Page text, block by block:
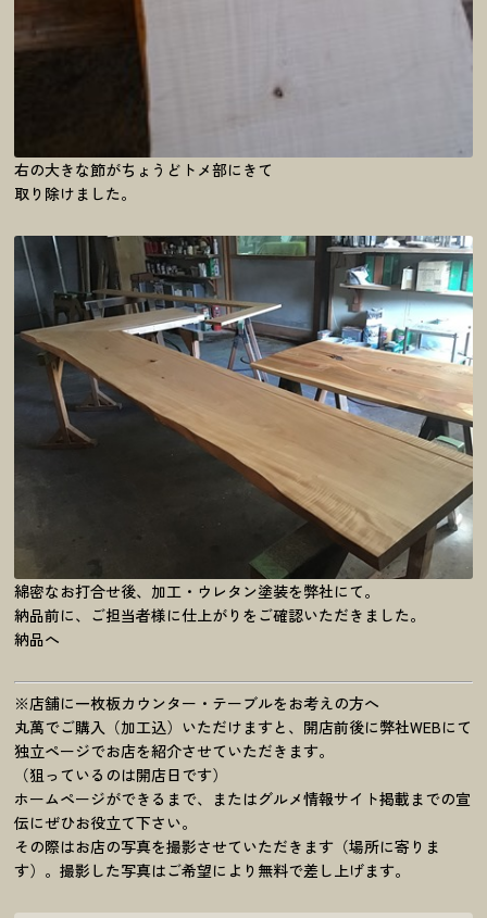
右の大きな節がちょうどトメ部にきて
取り除けました。
綿密なお打合せ後、加工・ウレタン塗装を弊社にて。
納品前に、ご担当者様に仕上がりをご確認いただきました。
納品へ
※店舗に一枚板カウンター・テーブルをお考えの方へ
丸萬でご購入（加工込）いただけますと、開店前後に弊社WEBにて
独立ページでお店を紹介させていただきます。
（狙っているのは開店日です）
ホームページができるまで、またはグルメ情報サイト掲載までの宣
伝にぜひお役立て下さい。
その際はお店の写真を撮影させていただきます（場所に寄りま
す）。撮影した写真はご希望により無料で差し上げます。